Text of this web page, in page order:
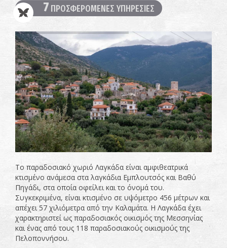
7 ΠΡΟΣΦΕΡΟΜΕΝΕΣ ΥΠΗΡΕΣΙΕΣ
Το παραδοσιακό χωριό Λαγκάδα είναι αμφιθεατρικά
κτισμένο ανάμεσα στα λαγκάδια Εμπλουτσός και Βαθύ
Πηγάδι, στα οποία οφείλει και το όνομά του.
Συγκεκριμένα, είναι κτισμένο σε υψόμετρο 456 μέτρων και
απέχει 57 χιλιόμετρα από την Καλαμάτα. Η Λαγκάδα έχει
χαρακτηριστεί ως παραδοσιακός οικισμός της Μεσσηνίας
και ένας από τους 118 παραδοσιακούς οικισμούς της
Πελοποννήσου.